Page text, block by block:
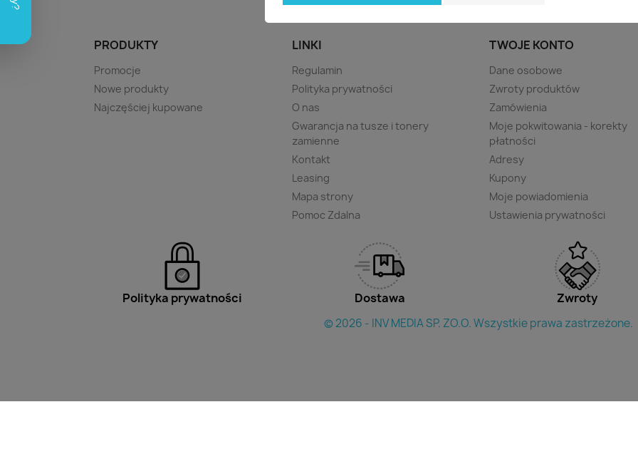
PRODUKTY
Promocje
Nowe produkty
Najczęściej kupowane
LINKI
Regulamin
Polityka prywatności
O nas
Gwarancja na tusze i tonery
zamienne
Kontakt
Leasing
Mapa strony
Pomoc Zdalna
TWOJE KONTO
Dane osobowe
Zwroty produktów
Zamówienia
Moje pokwitowania - korekty
płatności
Adresy
Kupony
Moje powiadomienia
Ustawienia prywatności
Polityka prywatności Dostawa Zwroty
© 2026 - INV MEDIA SP. ZO.O. Wszystkie prawa zastrzeżone.